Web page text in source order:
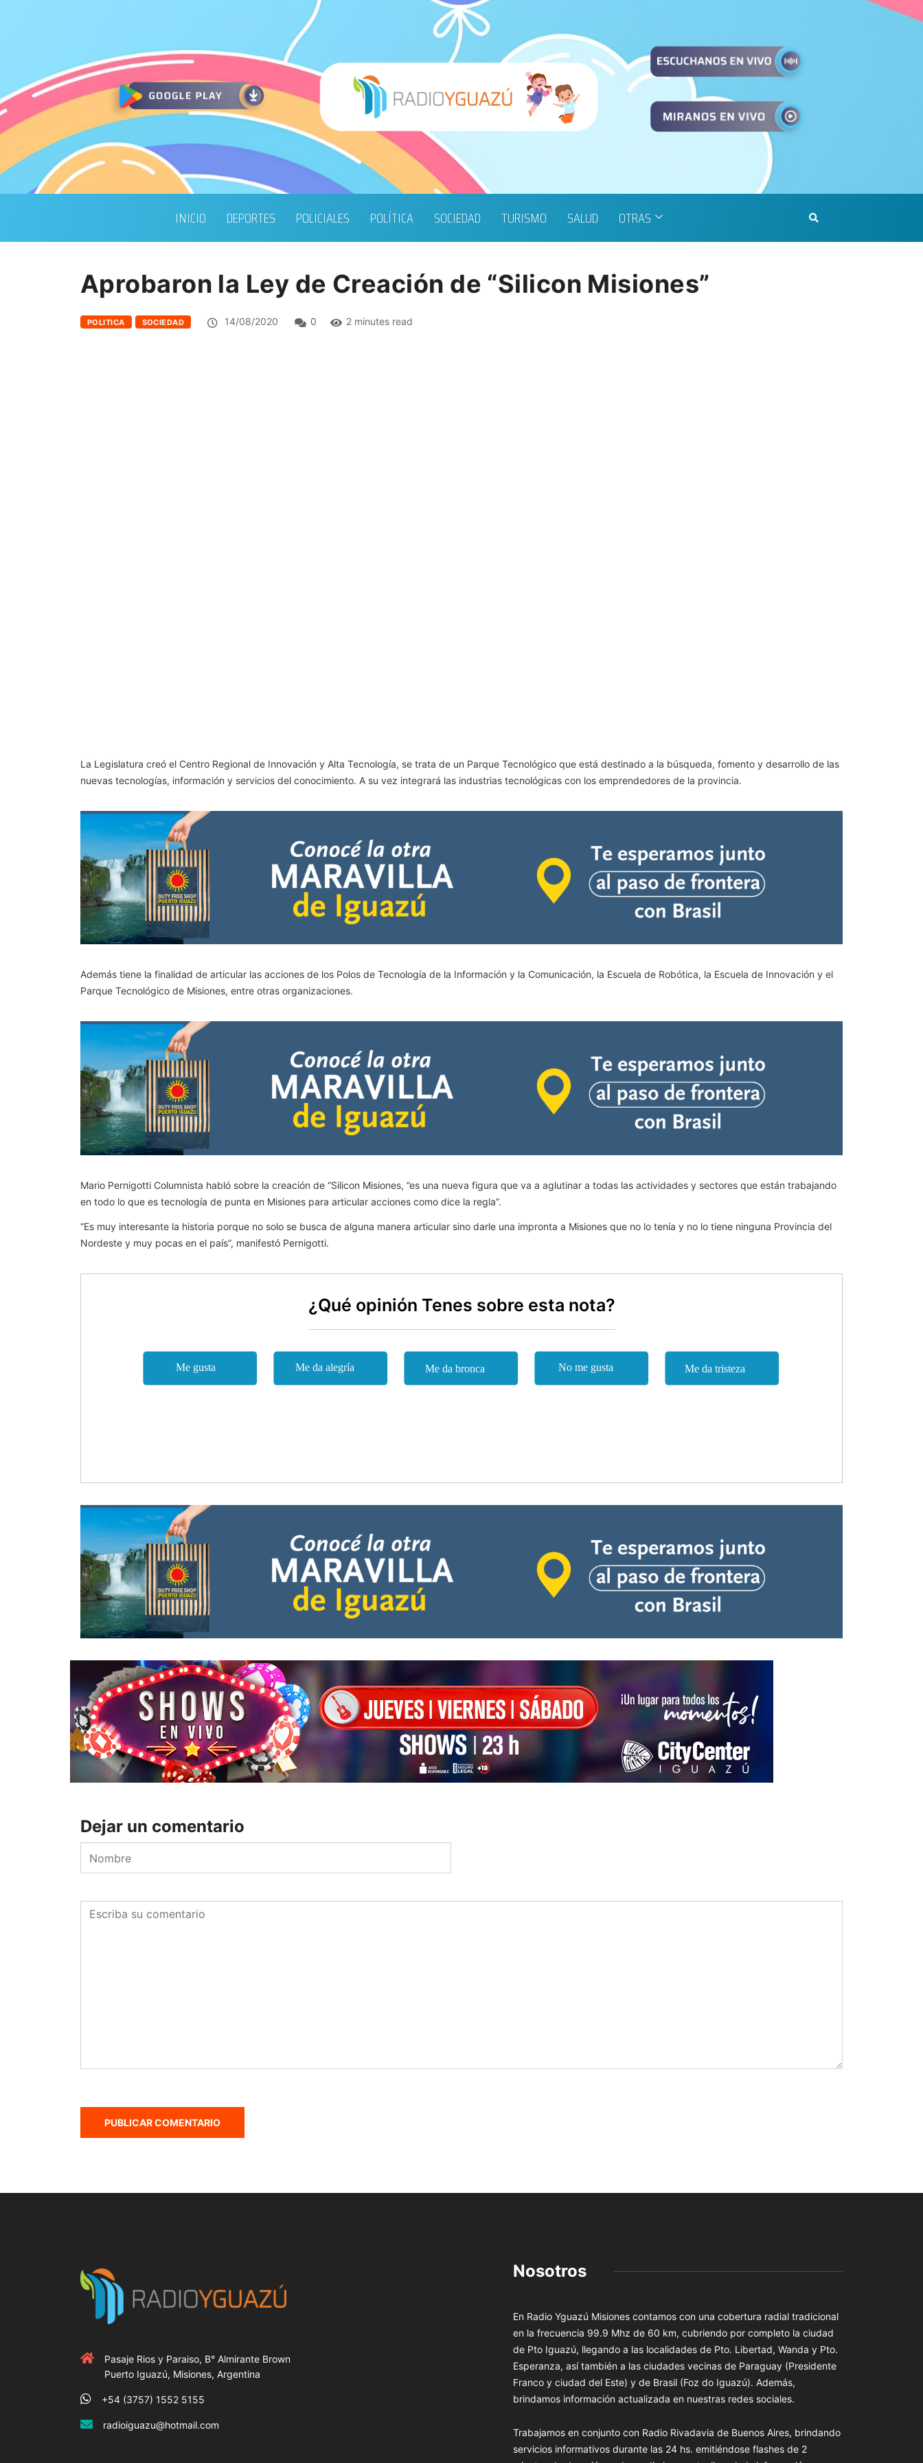
INICIO DEPORTES POLICIALES POLÍTICA SOCIEDAD TURISMO SALUD OTRAS
Aprobaron la Ley de Creación de “Silicon Misiones”
POLITICA SOCIEDAD 14/08/2020 0 2 minutes read
La Legislatura creó el Centro Regional de Innovación y Alta Tecnología, se trata de un Parque Tecnológico que está destinado a la búsqueda, fomento y desarrollo de las
nuevas tecnologías, información y servicios del conocimiento. A su vez integrará las industrias tecnológicas con los emprendedores de la provincia.
Además tiene la finalidad de articular las acciones de los Polos de Tecnología de la Información y la Comunicación, la Escuela de Robótica, la Escuela de Innovación y el
Parque Tecnológico de Misiones, entre otras organizaciones.
Mario Pernigotti Columnista habló sobre la creación de “Silicon Misiones, ”es una nueva figura que va a aglutinar a todas las actividades y sectores que están trabajando
en todo lo que es tecnología de punta en Misiones para articular acciones como dice la regla”.
“Es muy interesante la historia porque no solo se busca de alguna manera articular sino darle una impronta a Misiones que no lo tenía y no lo tiene ninguna Provincia del
Nordeste y muy pocas en el país”, manifestó Pernigotti.
¿Qué opinión Tenes sobre esta nota?
Dejar un comentario
Pasaje Rios y Paraiso, B° Almirante Brown
Puerto Iguazú, Misiones, Argentina
+54 (3757) 1552 5155
radioiguazu@hotmail.com
Nosotros
En Radio Yguazú Misiones contamos con una cobertura radial tradicional
en la frecuencia 99.9 Mhz de 60 km, cubriendo por completo la ciudad
de Pto Iguazú, llegando a las localidades de Pto. Libertad, Wanda y Pto.
Esperanza, así también a las ciudades vecinas de Paraguay (Presidente
Franco y ciudad del Este) y de Brasil (Foz do Iguazú). Además,
brindamos información actualizada en nuestras redes sociales.
Trabajamos en conjunto con Radio Rivadavia de Buenos Aires, brindando
servicios informativos durante las 24 hs. emitiéndose flashes de 2